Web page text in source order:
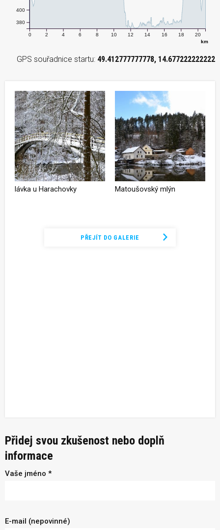
0 2 4 6 8 10 12 14 16 18 20
km
380
400
GPS souřadnice startu: 49.412777777778, 14.677222222222
PŘEJÍT DO GALERIE
lávka u Harachovky Matoušovský mlýn
Přidej svou zkušenost nebo doplň
informace
Vaše jméno *
E-mail (nepovinné)